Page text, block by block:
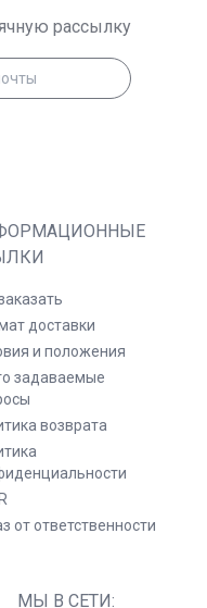
доставки
и положения
задаваемые
возврата
от ответственности
МЫ В СЕТИ:
рассылку